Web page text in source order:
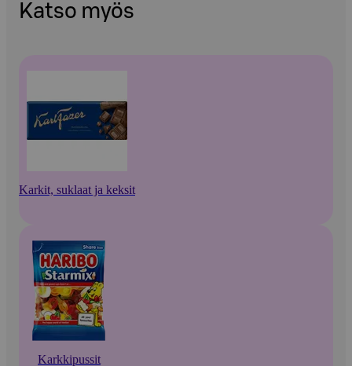
Katso myös
Karkit, suklaat ja keksit
Karkkipussit